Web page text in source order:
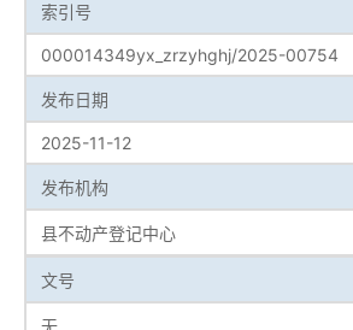
索引号
000014349yx_zrzyhghj/2025-00754
发布日期
2025-11-12
发布机构
县不动产登记中心
文号
无